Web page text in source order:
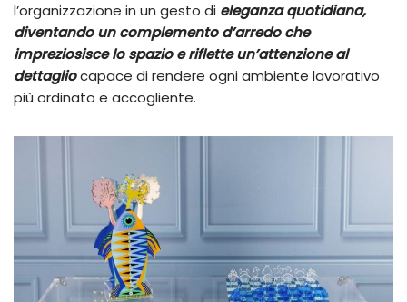
l’organizzazione in un gesto di eleganza quotidiana,
diventando un complemento d’arredo che
impreziosisce lo spazio e riflette un’attenzione al
dettagliocapace di rendere ogni ambiente lavorativo
più ordinato e accogliente.